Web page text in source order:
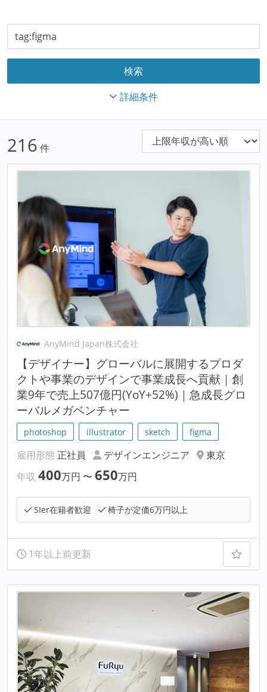
詳細条件
216 件
AnyMind Japan株式会社
【デザイナー】グローバルに展開するプロダ
クトや事業のデザインで事業成長へ貢献｜創
業9年で売上507億円(YoY+52%)｜急成長グロ
ーバルメガベンチャー
photoshop illustrator sketch figma
雇用形態 正社員 デザインエンジニア
東京
年収 400万円 〜 650万円
SIer在籍者歓迎 椅子が定価6万円以上
1年以上前更新